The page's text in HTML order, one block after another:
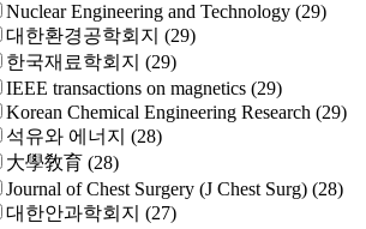
Nuclear Engineering and Technology (29)
대한환경공학회지 (29)
한국재료학회지 (29)
IEEE transactions on magnetics (29)
Korean Chemical Engineering Research (29)
석유와 에너지 (28)
大學敎育 (28)
Journal of Chest Surgery (J Chest Surg) (28)
대한안과학회지 (27)